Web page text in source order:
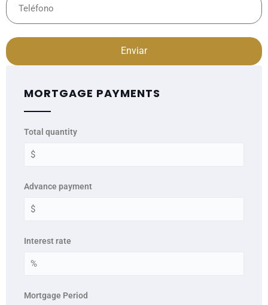
Enviar
MORTGAGE PAYMENTS
Total quantity
Advance payment
Interest rate
Mortgage Period